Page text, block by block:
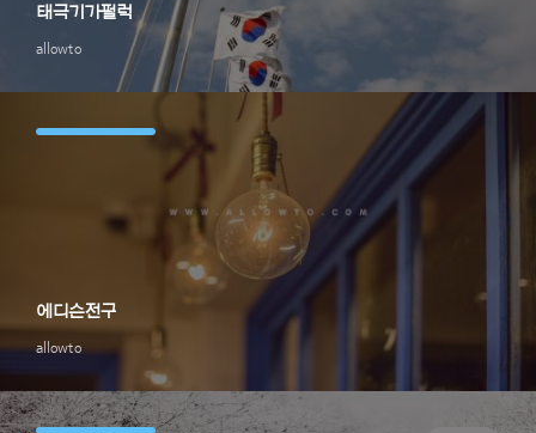
allowto
태극기가펄럭
allowto
에디슨전구